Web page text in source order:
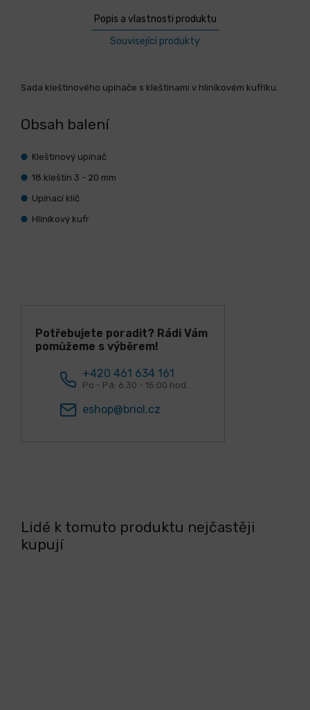
Popis a vlastnosti produktu
Související produkty
Sada kleštinového upínače s kleštinami v hliníkovém kufříku.
Obsah balení
Kleštinový upínač
18 kleštin 3 - 20 mm
Upínací klíč
Hliníkový kufr
Potřebujete poradit? Rádi Vám
pomůžeme s výběrem!
+420 461 634 161
Po - Pá: 6:30 - 15:00 hod.
eshop@briol.cz
Lidé k tomuto produktu nejčastěji
kupují